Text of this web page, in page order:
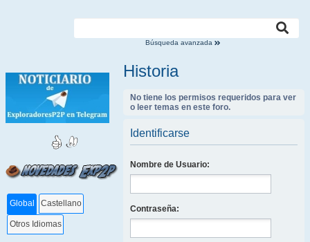
Búsqueda avanzada
Global Castellano
Otros Idiomas
Historia
No tiene los permisos requeridos para ver
o leer temas en este foro.
Identificarse
Nombre de Usuario:
Contraseña: